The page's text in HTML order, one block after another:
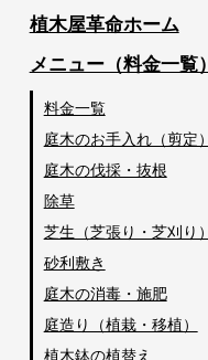
植木屋革命ホーム
メニュー（料金一覧）
料金一覧
庭木のお手入れ（剪定）
庭木の伐採・抜根
除草
芝生（芝張り・芝刈り）
砂利敷き
庭木の消毒・施肥
庭造り（植栽・移植）
植木鉢の植替え